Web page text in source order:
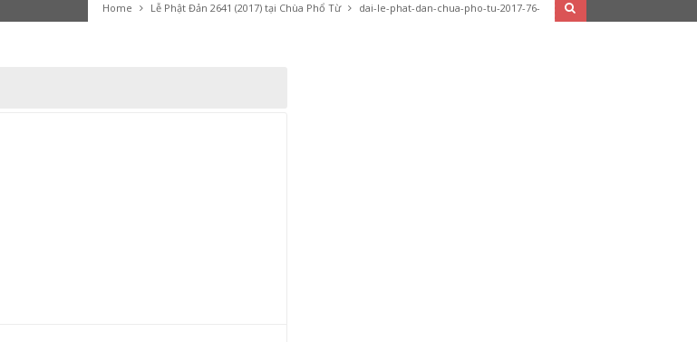
Home Lễ Phật Đản 2641 (2017) tại Chùa Phổ Từ dai-le-phat-dan-chua-pho-tu-2017-76-